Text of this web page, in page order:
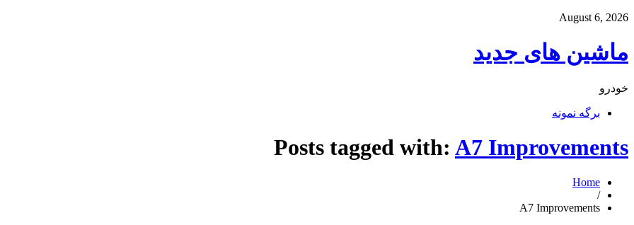
August 6, 2026
ماشین های جدید
خودرو
برگه نمونه
Posts tagged with: A7 Improvements
Home
/
A7 Improvements